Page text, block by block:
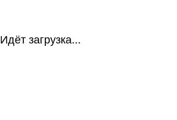
Идёт загрузка...